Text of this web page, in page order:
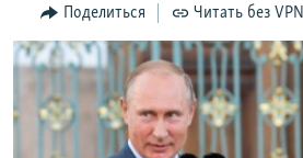
поискуИНФОГРАФИКА
ТЕЛЕПРОЕКТ КРЫМ.РЕАЛИИ
СОВЕТЫ ПРАВОЗАЩИТНИКОВ
ПРОПАВШИЕ БЕЗ ВЕСТИ
КАК ОБОЙТИ БЛОКИРОВКУ
Українською
Qırımtatar
Поделиться Читать без VPN